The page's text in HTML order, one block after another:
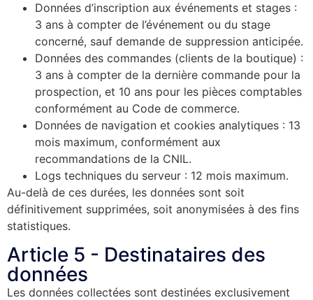
Données d’inscription aux événements et stages :
3 ans à compter de l’événement ou du stage
concerné, sauf demande de suppression anticipée.
Données des commandes (clients de la boutique) :
3 ans à compter de la dernière commande pour la
prospection, et 10 ans pour les pièces comptables
conformément au Code de commerce.
Données de navigation et cookies analytiques : 13
mois maximum, conformément aux
recommandations de la CNIL.
Logs techniques du serveur : 12 mois maximum.
Au-delà de ces durées, les données sont soit
définitivement supprimées, soit anonymisées à des fins
statistiques.
Article 5 - Destinataires des
données
Les données collectées sont destinées exclusivement